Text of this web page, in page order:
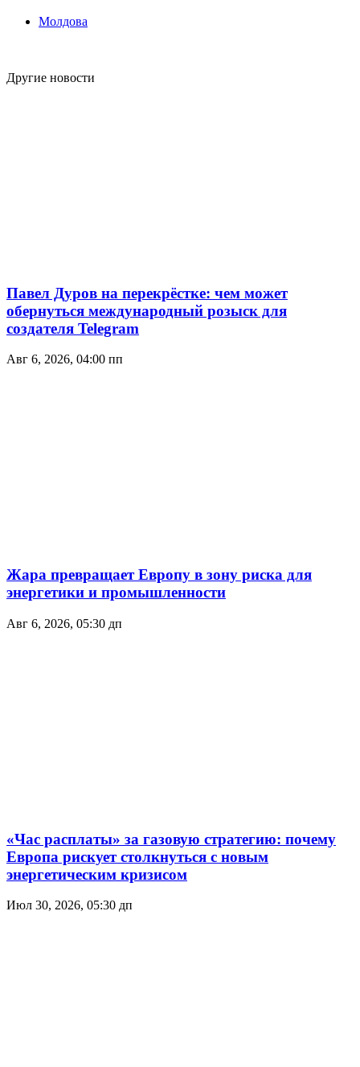
Молдова
Другие новости
Павел Дуров на перекрёстке: чем может
обернуться международный розыск для
создателя Telegram
Авг 6, 2026, 04:00 пп
Жара превращает Европу в зону риска для
энергетики и промышленности
Авг 6, 2026, 05:30 дп
«Час расплаты» за газовую стратегию: почему
Европа рискует столкнуться с новым
энергетическим кризисом
Июл 30, 2026, 05:30 дп